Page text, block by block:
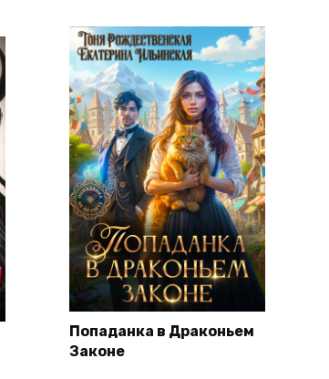
Попаданка в Драконьем
Законе